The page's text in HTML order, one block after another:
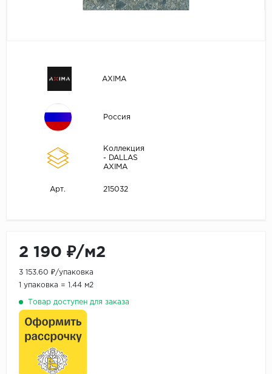
AXIMA
Россия
Коллекция
- DALLAS
AXIMA
Арт. 215032
2 190 ₽/м2
3 153.60 ₽/упаковка
1 упаковка = 1.44 м2
Товар доступен для заказа